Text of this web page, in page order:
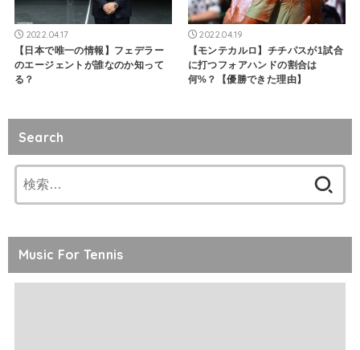
2022.04.17
【日本で唯一の情報】フェデラー
のエージェントが誰なのか知って
る？
2022.04.19
【モンテカルロ】チチパスが1試合
に打つフォアハンドの割合は
何%？【優勝できた理由】
Search
索:
Music For Tennis